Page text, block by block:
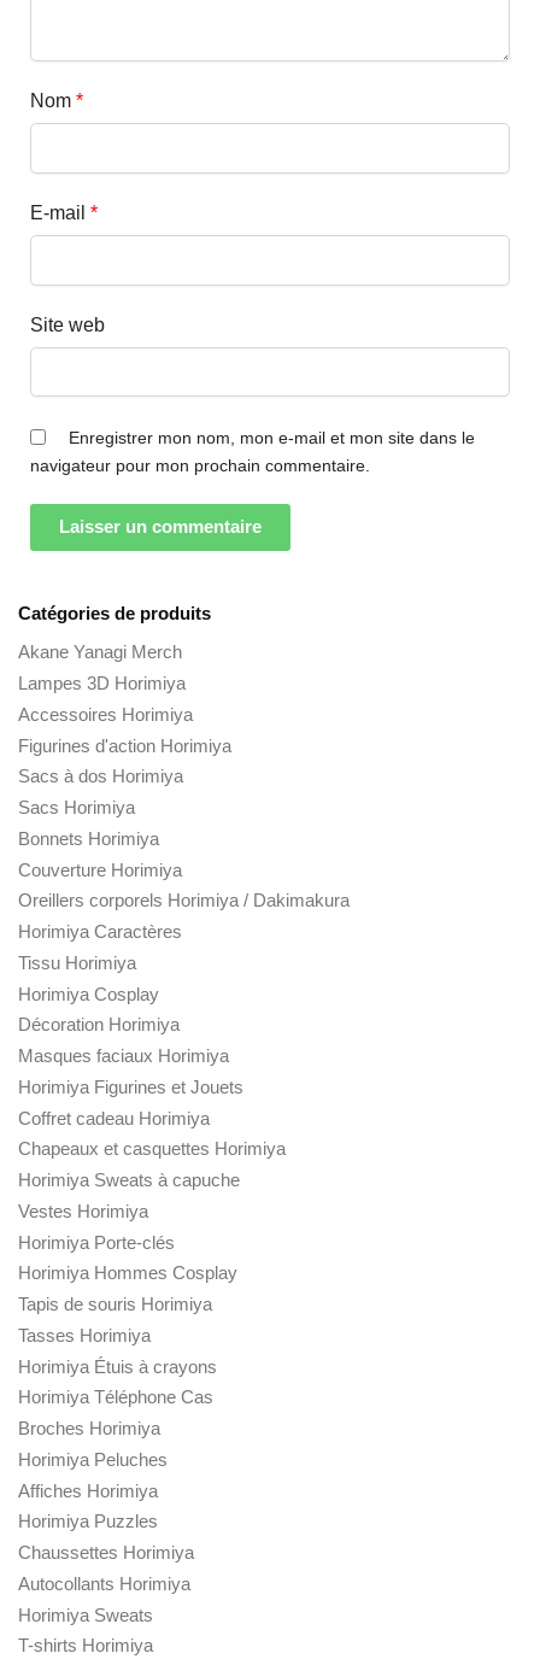
Nom *
E-mail *
Site web
Enregistrer mon nom, mon e-mail et mon site dans le
navigateur pour mon prochain commentaire.
Catégories de produits
Akane Yanagi Merch
Lampes 3D Horimiya
Accessoires Horimiya
Figurines d'action Horimiya
Sacs à dos Horimiya
Sacs Horimiya
Bonnets Horimiya
Couverture Horimiya
Oreillers corporels Horimiya / Dakimakura
Horimiya Caractères
Tissu Horimiya
Horimiya Cosplay
Décoration Horimiya
Masques faciaux Horimiya
Horimiya Figurines et Jouets
Coffret cadeau Horimiya
Chapeaux et casquettes Horimiya
Horimiya Sweats à capuche
Vestes Horimiya
Horimiya Porte-clés
Horimiya Hommes Cosplay
Tapis de souris Horimiya
Tasses Horimiya
Horimiya Étuis à crayons
Horimiya Téléphone Cas
Broches Horimiya
Horimiya Peluches
Affiches Horimiya
Horimiya Puzzles
Chaussettes Horimiya
Autocollants Horimiya
Horimiya Sweats
T-shirts Horimiya